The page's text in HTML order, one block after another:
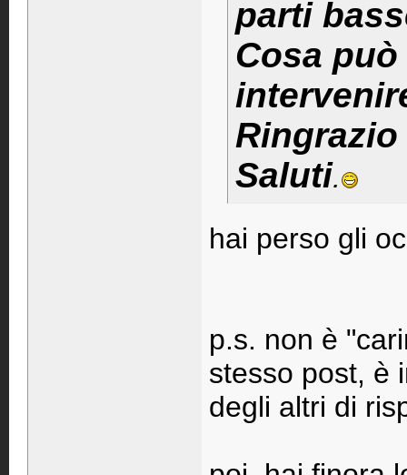
parti
Cosa
Saluti.
hai perso gli
p.s. non è
stesso post, è
degli altri di